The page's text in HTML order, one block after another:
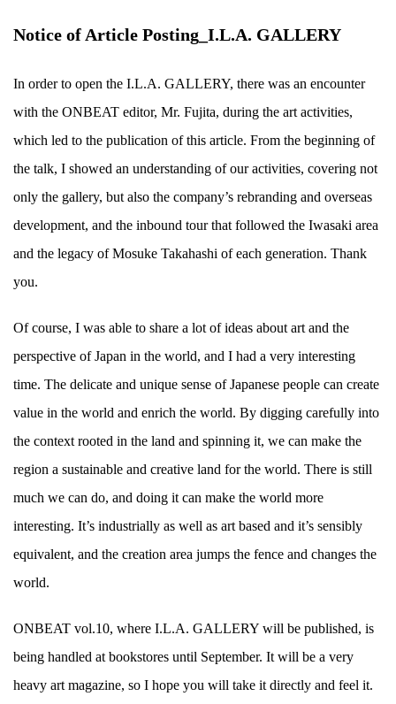
Notice of Article Posting_I.L.A. GALLERY
In order to open the I.L.A. GALLERY, there was an encounter
with the ONBEAT editor, Mr. Fujita, during the art activities,
which led to the publication of this article. From the beginning of
the talk, I showed an understanding of our activities, covering not
only the gallery, but also the company’s rebranding and overseas
development, and the inbound tour that followed the Iwasaki area
and the legacy of Mosuke Takahashi of each generation. Thank
you.
Of course, I was able to share a lot of ideas about art and the
perspective of Japan in the world, and I had a very interesting
time. The delicate and unique sense of Japanese people can create
value in the world and enrich the world. By digging carefully into
the context rooted in the land and spinning it, we can make the
region a sustainable and creative land for the world. There is still
much we can do, and doing it can make the world more
interesting. It’s industrially as well as art based and it’s sensibly
equivalent, and the creation area jumps the fence and changes the
world.
ONBEAT vol.10, where I.L.A. GALLERY will be published, is
being handled at bookstores until September. It will be a very
heavy art magazine, so I hope you will take it directly and feel it.